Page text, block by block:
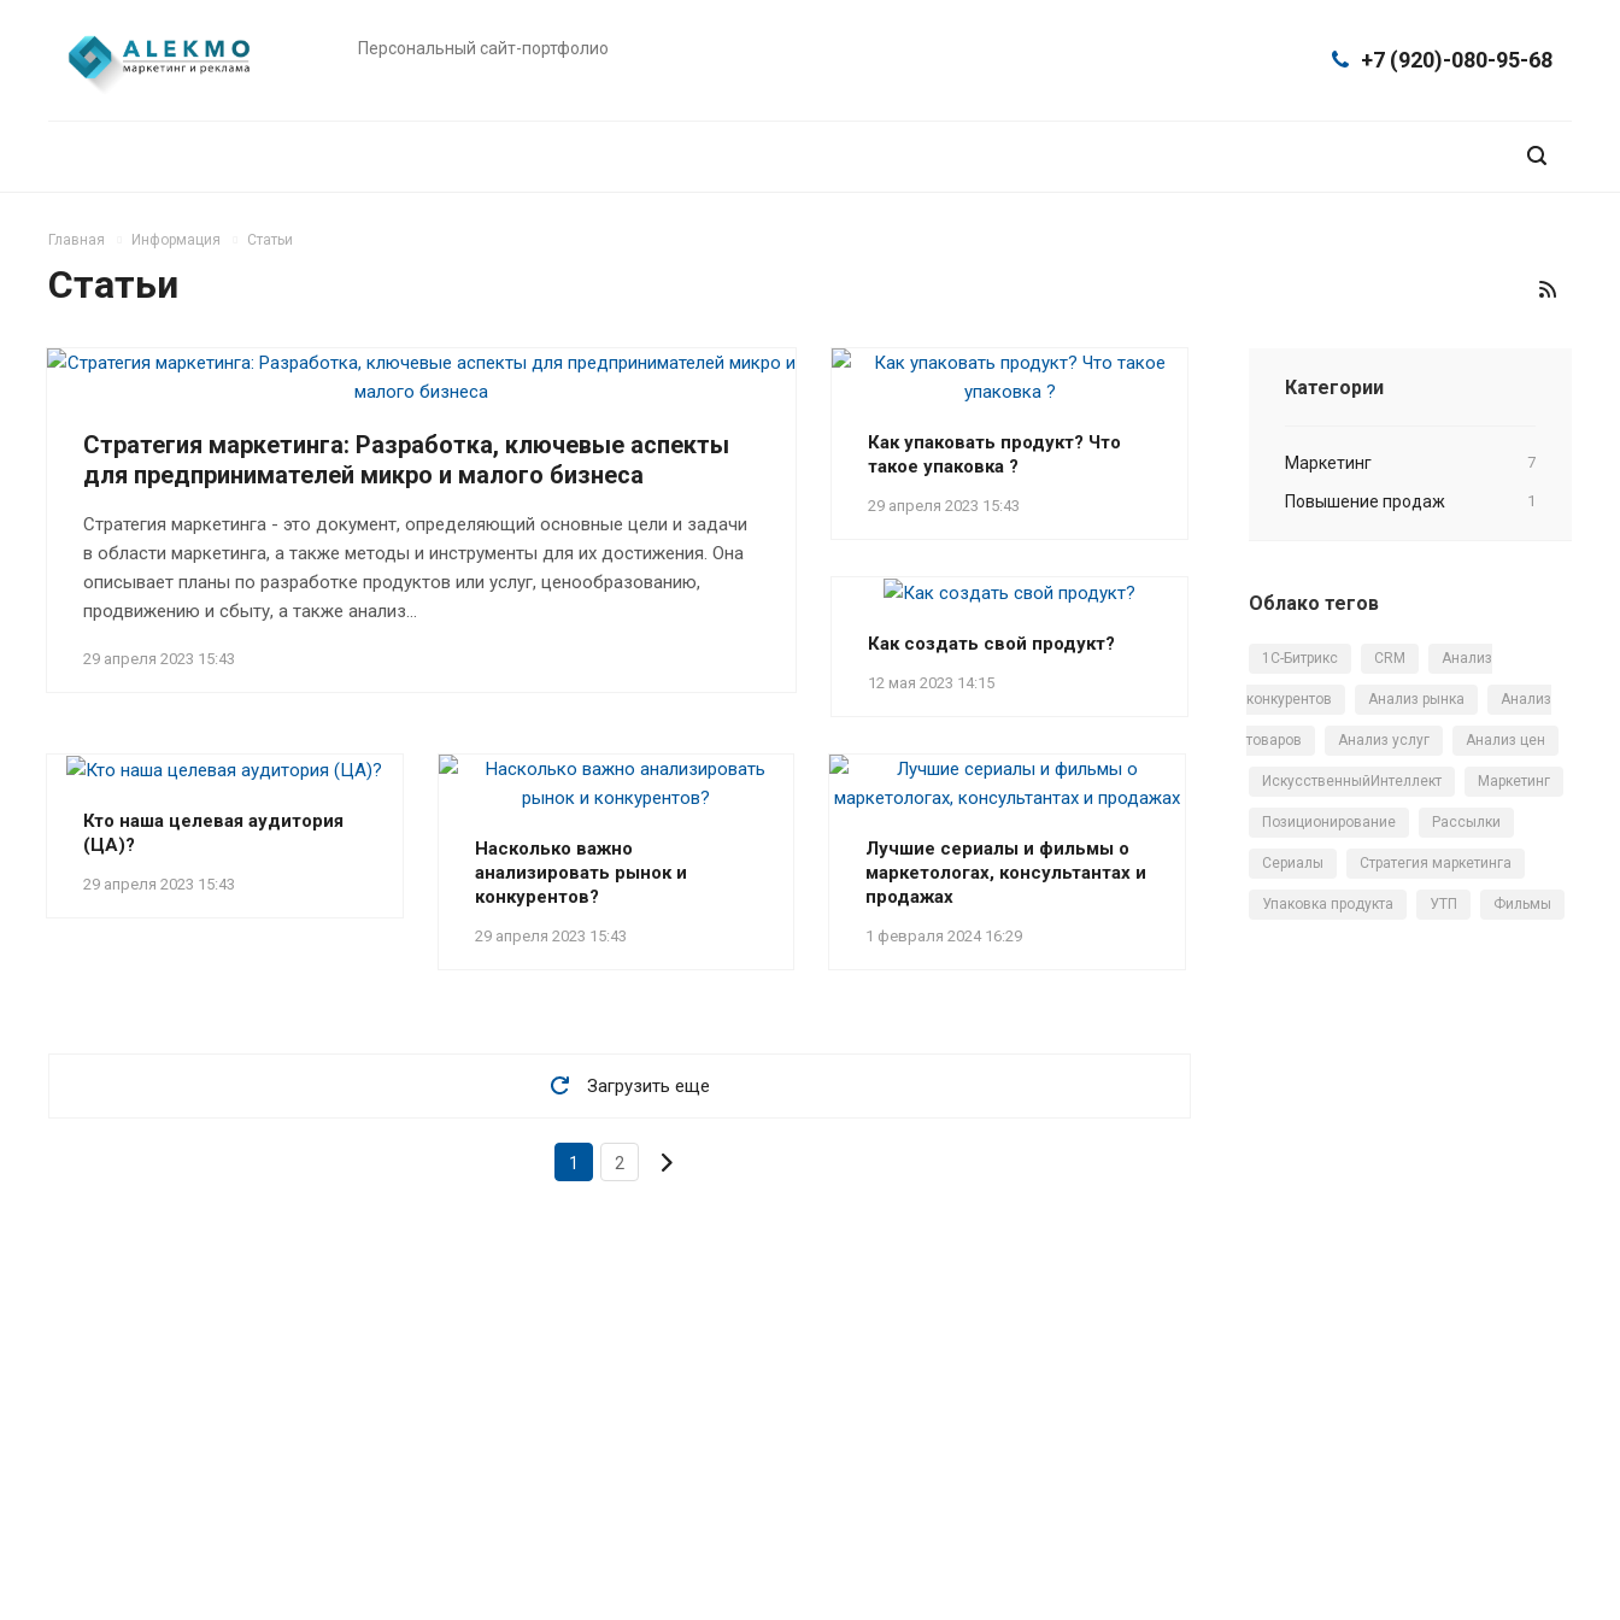
Персональный сайт-портфолио +7 (920)-080-95-68
Главная Информация Статьи
Статьи
Стратегия маркетинга: Разработка, ключевые аспекты
для предпринимателей микро и малого бизнеса
Стратегия маркетинга - это документ, определяющий основные цели и задачи
в области маркетинга, а также методы и инструменты для их достижения. Она
описывает планы по разработке продуктов или услуг, ценообразованию,
продвижению и сбыту, а также анализ...
29 апреля 2023 15:43
Как упаковать продукт? Что
такое упаковка ?
29 апреля 2023 15:43
Как создать свой продукт?
12 мая 2023 14:15
Кто наша целевая аудитория
(ЦА)?
29 апреля 2023 15:43
Насколько важно
анализировать рынок и
конкурентов?
29 апреля 2023 15:43
Лучшие сериалы и фильмы о
маркетологах, консультантах и
продажах
1 февраля 2024 16:29
Загрузить еще
1 2
Категории
Маркетинг 7
Повышение продаж 1
Облако тегов
1С-Битрикс CRM Анализ
конкурентов Анализ рынка Анализ
товаров Анализ услуг Анализ цен
ИскусственныйИнтеллект Маркетинг
Позиционирование Рассылки
Сериалы Стратегия маркетинга
Упаковка продукта УТП Фильмы